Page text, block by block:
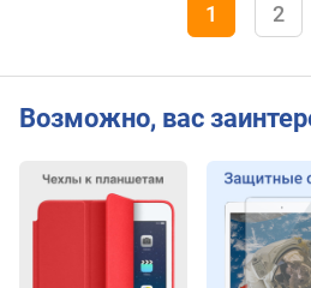
я
а
я
т
1 2
Возможно, вас